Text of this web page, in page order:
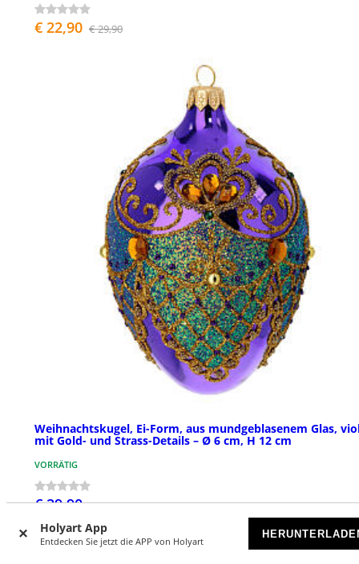
Holyart App
Entdecken Sie jetzt die APP von Holyart
€ 22,90 € 29,90
Weihnachtskugel, Ei-Form, aus mundgeblasenem Glas,
mit Gold- und Strass-Details – Ø 6 cm, H 12 cm
VORRÄTIG
€ 29,90